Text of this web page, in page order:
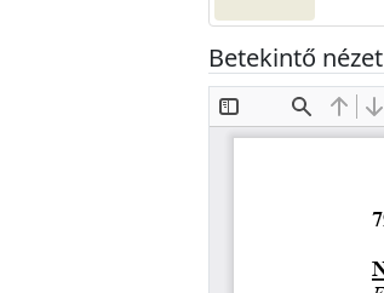
Betekintő nézet